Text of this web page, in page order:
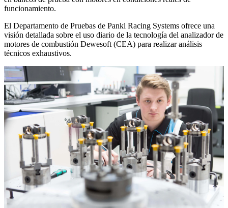
funcionamiento.
El Departamento de Pruebas de Pankl Racing Systems ofrece una
visión detallada sobre el uso diario de la tecnología del analizador de
motores de combustión Dewesoft (CEA) para realizar análisis
técnicos exhaustivos.